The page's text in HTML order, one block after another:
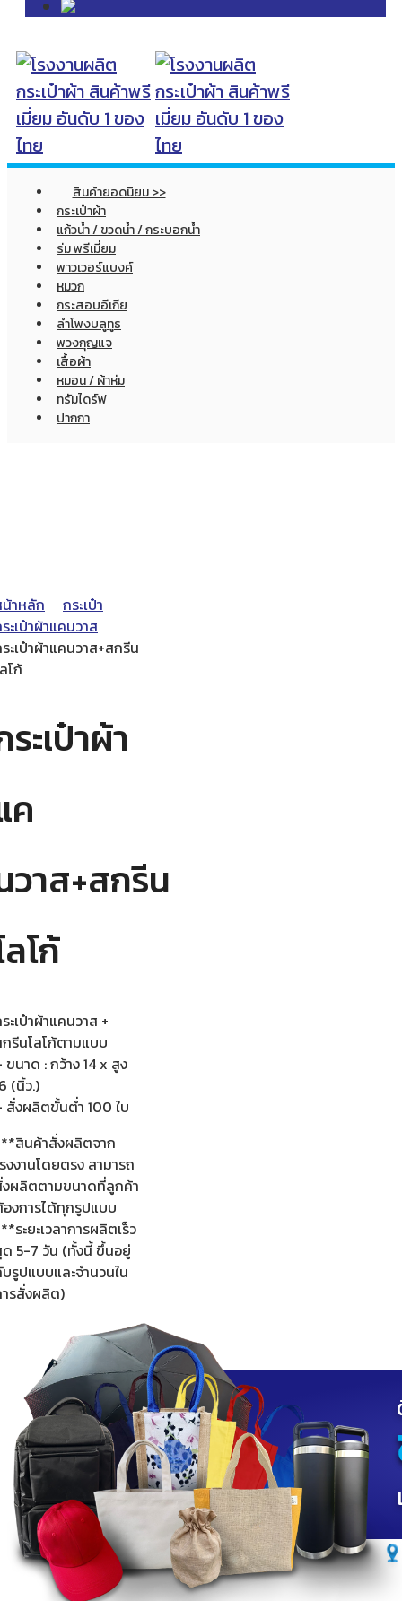
สินค้ายอดนิยม >>
กระเป๋าผ้า
แก้วน้ำ / ขวดน้ำ / กระบอกน้ำ
ร่ม พรีเมี่ยม
พาวเวอร์แบงค์
หมวก
กระสอบอีเกีย
ลำโพงบลูทูธ
พวงกุญแจ
เสื้อผ้า
หมอน / ผ้าห่ม
ทรัมไดร์ฟ
ปากกา
าหลัก
กระเป๋า
ะเป๋าผ้าแคนวาส
ะเป๋าผ้าแคนวาส+สกรีน
โก้
ระเป๋าผ้า
ค
วาส+สกรีน
ลโก้
ะเป๋าผ้าแคนวาส +
รีนโลโก้ตามแบบ
ขนาด : กว้าง 14 x สูง
(นิ้ว.)
สั่งผลิตขั้นต่ำ 100 ใบ
สินค้าสั่งผลิตจาก
งงานโดยตรง สามารถ
ผลิตตามขนาดที่ลูกค้า
งการได้ทุกรูปแบบ
ระยะเวลาการผลิตเร็ว
5-7 วัน (ทั้งนี้ ขึ้นอยู่
รูปแบบและจำนวนใน
รสั่งผลิต)